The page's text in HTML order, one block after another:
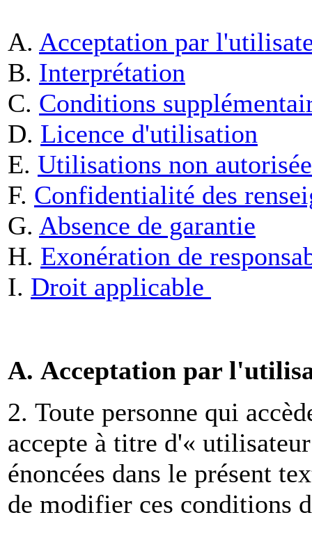
A. Acceptation par
B. Interprétation
C. Conditions
D. Licence d'utilisation
E. Utilisations non
F. Confidentialité des
G. Absence de garantie
H. Exonération de
I. Droit applicable
A. Acceptation par
2. Toute personne qui
accepte à titre d'«
énoncées dans le présent
de modifier ces conditions